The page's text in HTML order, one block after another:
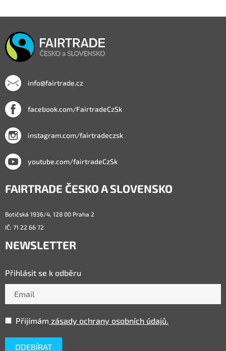
info@fairtrade.cz
facebook.com/FairtradeCzSk
instagram.com/fairtradeczsk
youtube.com/fairtradeCzSk
FAIRTRADE ČESKO A SLOVENSKO
Botičská 1936/4, 128 00 Praha 2
IČ: 71 22 66 72
NEWSLETTER
Přihlásit se k odběru
Přijímám zásady ochrany osobních údajů.